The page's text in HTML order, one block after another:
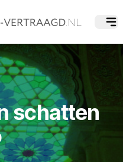
schatten